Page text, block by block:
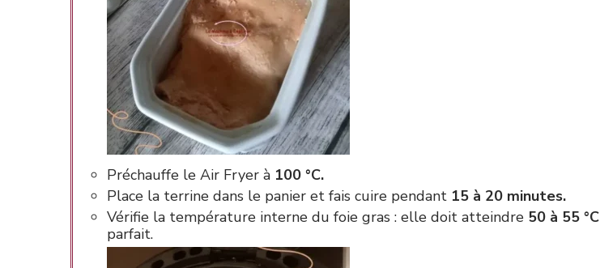
Préchauffe le Air Fryer à 100 °C.
Place la terrine dans le panier et fais cuire pendant 15 à 20 minutes.
Vérifie la température interne du foie gras : elle doit atteindre 50 à 55 °C
parfait.